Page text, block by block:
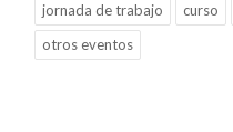
jornada de trabajo
curso
otros eventos